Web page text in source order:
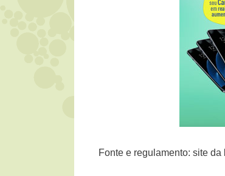
Fonte e regulamento: site da